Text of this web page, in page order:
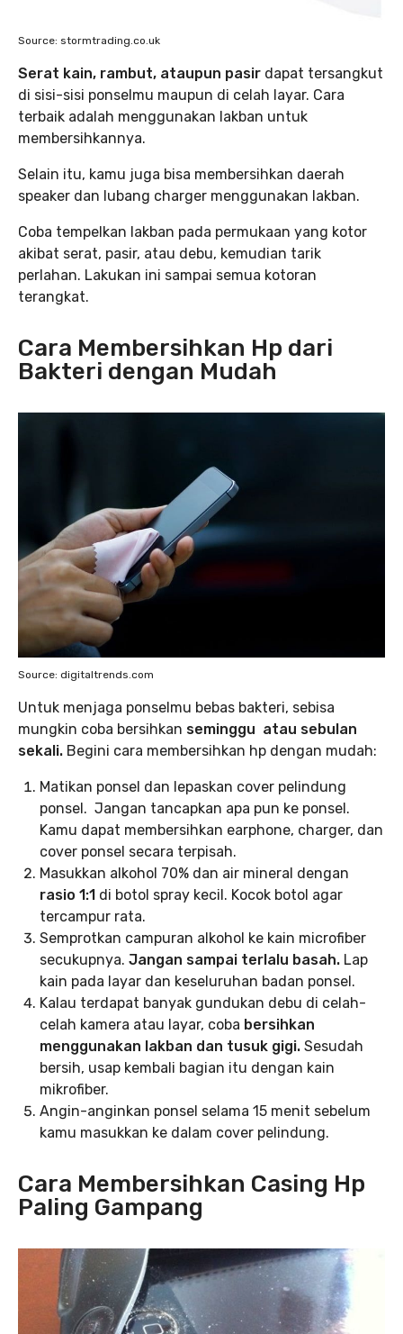
Source: stormtrading.co.uk
Serat kain, rambut, ataupun pasir dapat tersangkut
di sisi-sisi ponselmu maupun di celah layar. Cara
terbaik adalah menggunakan lakban untuk
membersihkannya.
Selain itu, kamu juga bisa membersihkan daerah
speaker dan lubang charger menggunakan lakban.
Coba tempelkan lakban pada permukaan yang kotor
akibat serat, pasir, atau debu, kemudian tarik
perlahan. Lakukan ini sampai semua kotoran
terangkat.
Cara Membersihkan Hp dari
Bakteri dengan Mudah
Source: digitaltrends.com
Untuk menjaga ponselmu bebas bakteri, sebisa
mungkin coba bersihkan seminggu atau sebulan
sekali. Begini cara membersihkan hp dengan mudah:
Matikan ponsel dan lepaskan cover pelindung
ponsel. Jangan tancapkan apa pun ke ponsel.
Kamu dapat membersihkan earphone, charger, dan
cover ponsel secara terpisah.
Masukkan alkohol 70% dan air mineral dengan
rasio 1:1 di botol spray kecil. Kocok botol agar
tercampur rata.
Semprotkan campuran alkohol ke kain microfiber
secukupnya. Jangan sampai terlalu basah. Lap
kain pada layar dan keseluruhan badan ponsel.
Kalau terdapat banyak gundukan debu di celah-
celah kamera atau layar, coba bersihkan
menggunakan lakban dan tusuk gigi. Sesudah
bersih, usap kembali bagian itu dengan kain
mikrofiber.
Angin-anginkan ponsel selama 15 menit sebelum
kamu masukkan ke dalam cover pelindung.
Cara Membersihkan Casing Hp
Paling Gampang